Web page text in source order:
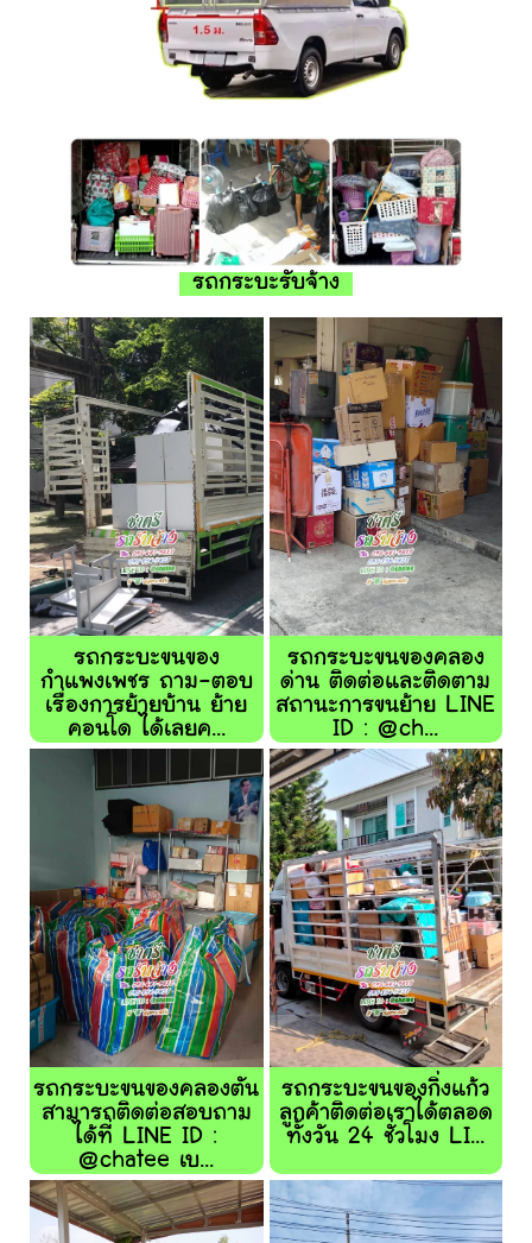
รถกระบะรับจ้าง
รถกระบะขนของ
กำแพงเพชร ถาม-ตอบ
เรื่องการย้ายบ้าน ย้าย
คอนโด ได้เลยค...
รถกระบะขนของคลอง
ด่าน ติดต่อและติดตาม
สถานะการขนย้าย LINE
ID : @ch...
รถกระบะขนของคลองตัน
สามารถติดต่อสอบถาม
ได้ที่ LINE ID :
@chatee เบ...
รถกระบะขนของกิ่งแก้ว
ลูกค้าติดต่อเราได้ตลอด
ทั้งวัน 24 ชั่วโมง LI...